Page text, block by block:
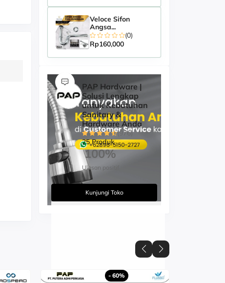
Veloce Sifon
Angsa...
(0)
Rp160,000
PAP Hardware |
Solusi Lengkap
untuk Kebutuhan
Sanitary &
Hardware Anda
(976)
25 Produk
100%
Ulasan positif
Kunjungi Toko
- 60%